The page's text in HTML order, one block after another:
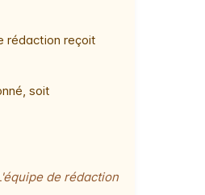
rédaction reçoit
soit
de rédaction